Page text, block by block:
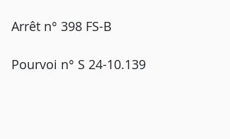
Arrêt n° 398 FS-B
Pourvoi n° S 24-10.139